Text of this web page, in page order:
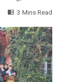
3 Mins Read